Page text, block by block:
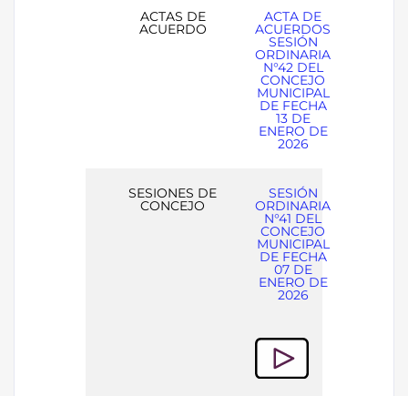
ACTAS DE
ACUERDO
ACTA DE
ACUERDOS
SESIÓN
ORDINARIA
N°42 DEL
CONCEJO
MUNICIPAL
DE FECHA
13 DE
ENERO DE
2026
SESIONES DE
CONCEJO
SESIÓN
ORDINARIA
N°41 DEL
CONCEJO
MUNICIPAL
DE FECHA
07 DE
ENERO DE
2026